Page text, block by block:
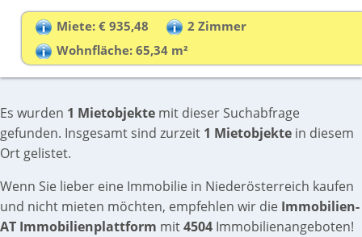
Miete: € 935,48
2 Zimmer
Wohnfläche: 65,34 m²
Es wurden 1 Mietobjekte mit dieser Suchabfrage
gefunden. Insgesamt sind zurzeit 1 Mietobjekte in diesem
Ort gelistet.
Wenn Sie lieber eine Immobilie in Niederösterreich kaufen
und nicht mieten möchten, empfehlen wir die Immobilien-
AT Immobilienplattform mit4504 Immobilienangeboten!